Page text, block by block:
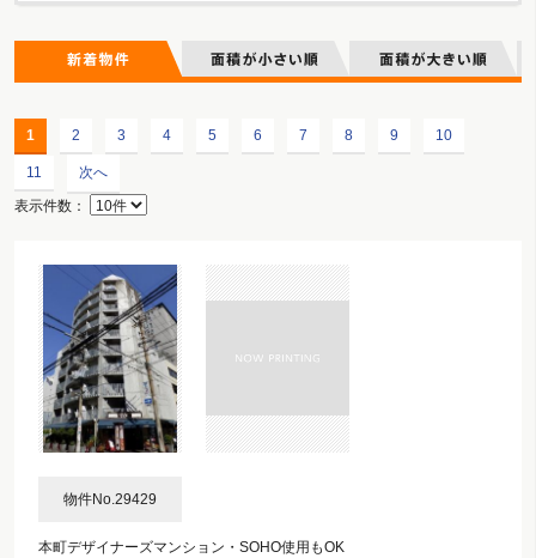
1 2 3 4 5 6 7 8 9 10
11
次へ
表示件数：
物件No.29429
本町デザイナーズマンション・SOHO使用もOK